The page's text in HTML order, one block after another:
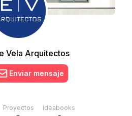
Vela Arquitectos
Enviar mensaje
Proyectos Ideabooks